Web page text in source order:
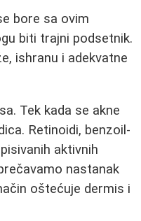
bore sa ovim
biti trajni podsetnik.
ishranu i adekvatne
Tek kada se akne
Retinoidi, benzoil-
aktivnih
nastanak
oštećuje dermis i